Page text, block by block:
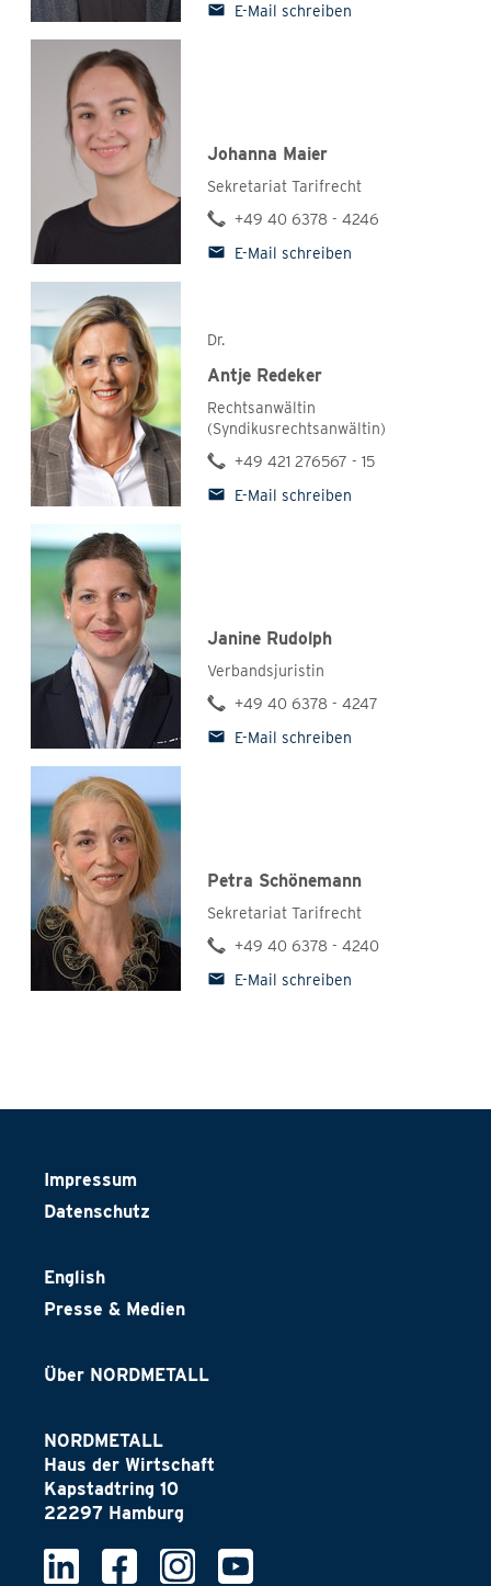
E-Mail schreiben
Johanna Maier
Sekretariat Tarifrecht
+49 40 6378 - 4246
E-Mail schreiben
Dr.
Antje Redeker
Rechtsanwältin
(Syndikusrechtsanwältin)
+49 421 276567 - 15
E-Mail schreiben
Janine Rudolph
Verbandsjuristin
+49 40 6378 - 4247
E-Mail schreiben
Petra Schönemann
Sekretariat Tarifrecht
+49 40 6378 - 4240
E-Mail schreiben
Impressum
Datenschutz
English
Presse & Medien
Über NORDMETALL
NORDMETALL
Haus der Wirtschaft
Kapstadtring 10
22297 Hamburg